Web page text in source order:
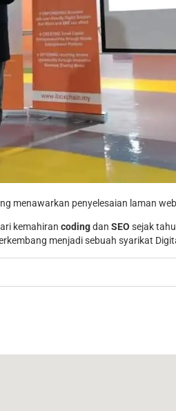
menawarkan penyelesaian laman
kemahiran codingdan SEO sejak
menjadi sebuah syarikat